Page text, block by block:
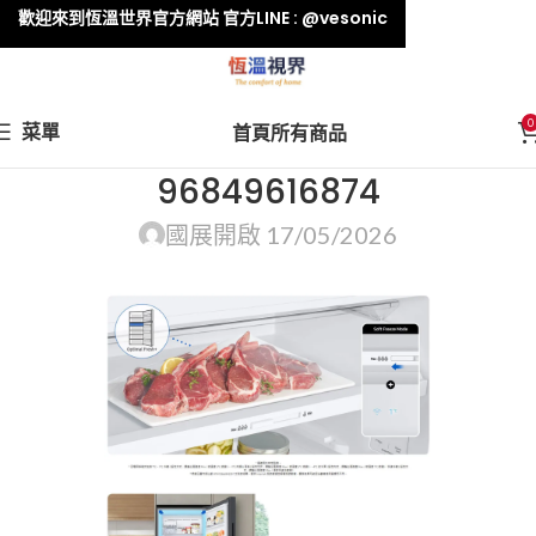
菜單 首頁所有商品 0
96849616874
國展開啟 17/05/2026
歡迎來到恆溫世界官方網站 官方LINE : @vesonic